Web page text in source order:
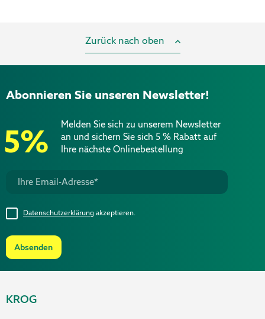
Zurück nach oben
Abonnieren Sie unseren Newsletter!
5%
Melden Sie sich zu unserem Newsletter
an und sichern Sie sich 5 % Rabatt auf
Ihre nächste Onlinebestellung
Absenden
Datenschutzerklärung akzeptieren.
KROG